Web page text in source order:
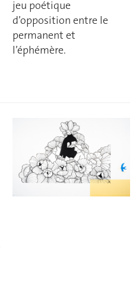
jeu poétique
d’opposition entre le
permanent et
l’éphémère.